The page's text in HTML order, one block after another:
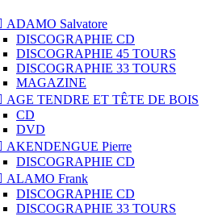
ADAMO Salvatore
DISCOGRAPHIE CD
DISCOGRAPHIE 45 TOURS
DISCOGRAPHIE 33 TOURS
MAGAZINE
AGE TENDRE ET TÊTE DE BOIS
CD
DVD
AKENDENGUE Pierre
DISCOGRAPHIE CD
ALAMO Frank
DISCOGRAPHIE CD
DISCOGRAPHIE 33 TOURS